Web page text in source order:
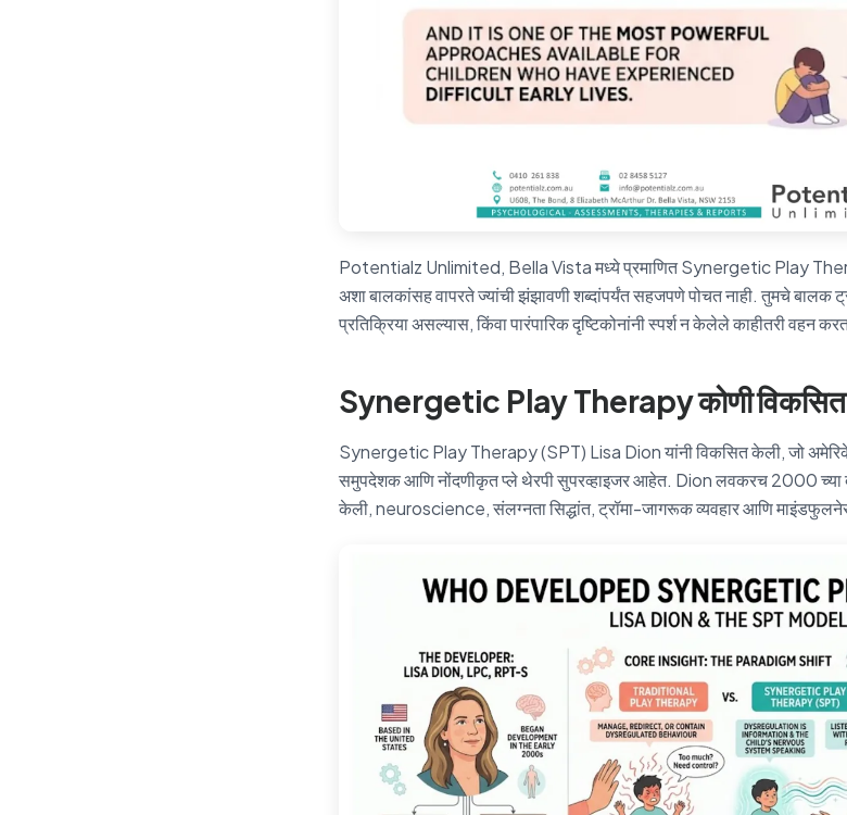
Potentialz Unlimited, Bella Vista मध्ये प्रमाणित Synergetic Play
अशा बालकांसह वापरते ज्यांची झंझावणी शब्दांपर्यंत सहजपणे पोचत नाही. तुमचे बालक
प्रतिक्रिया असल्यास, किंवा पारंपारिक दृष्टिकोनांनी स्पर्श न केलेले काहीतरी वहन
Synergetic Play Therapy कोणी
Synergetic Play Therapy (SPT) Lisa Dion यांनी विकसित केली, जो
समुपदेशक आणि नोंदणीकृत प्ले थेरपी सुपरव्हाइजर आहेत. Dion लवकरच 2000 च्या
केली, neuroscience, संलग्नता सिद्धांत, ट्रॉमा-जागरूक व्यवहार आणि